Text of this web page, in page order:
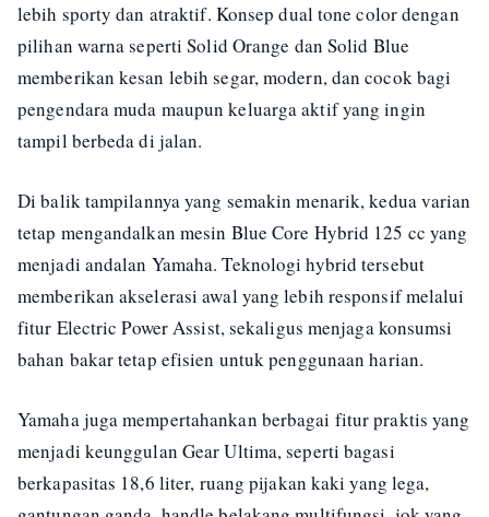
lebih sporty dan atraktif. Konsep dual tone color dengan
pilihan warna seperti Solid Orange dan Solid Blue
memberikan kesan lebih segar, modern, dan cocok bagi
pengendara muda maupun keluarga aktif yang ingin
tampil berbeda di jalan.
Di balik tampilannya yang semakin menarik, kedua varian
tetap mengandalkan mesin Blue Core Hybrid 125 cc yang
menjadi andalan Yamaha. Teknologi hybrid tersebut
memberikan akselerasi awal yang lebih responsif melalui
fitur Electric Power Assist, sekaligus menjaga konsumsi
bahan bakar tetap efisien untuk penggunaan harian.
Yamaha juga mempertahankan berbagai fitur praktis yang
menjadi keunggulan Gear Ultima, seperti bagasi
berkapasitas 18,6 liter, ruang pijakan kaki yang lega,